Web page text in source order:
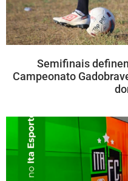
Semifinais
Campeonato